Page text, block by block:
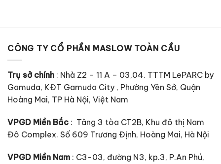
CÔNG TY CỔ PHẦN MASLOW TOÀN CẦU
Trụ sở chính : Nhà Z2 – 11 A – 03,04. TTTM LePARC by
Gamuda, KĐT Gamuda City , Phường Yên Sở, Quận
Hoàng Mai, TP Hà Nội, Việt Nam
VPGD Miền Bắc : Tâng 3 tòa CT2B, Khu đô thị Nam
Đô Complex. Số 609 Trương Định, Hoàng Mai, Hà Nội
VPGD Miền Nam : C3-03, đường N3, kp.3, P.An Phú,